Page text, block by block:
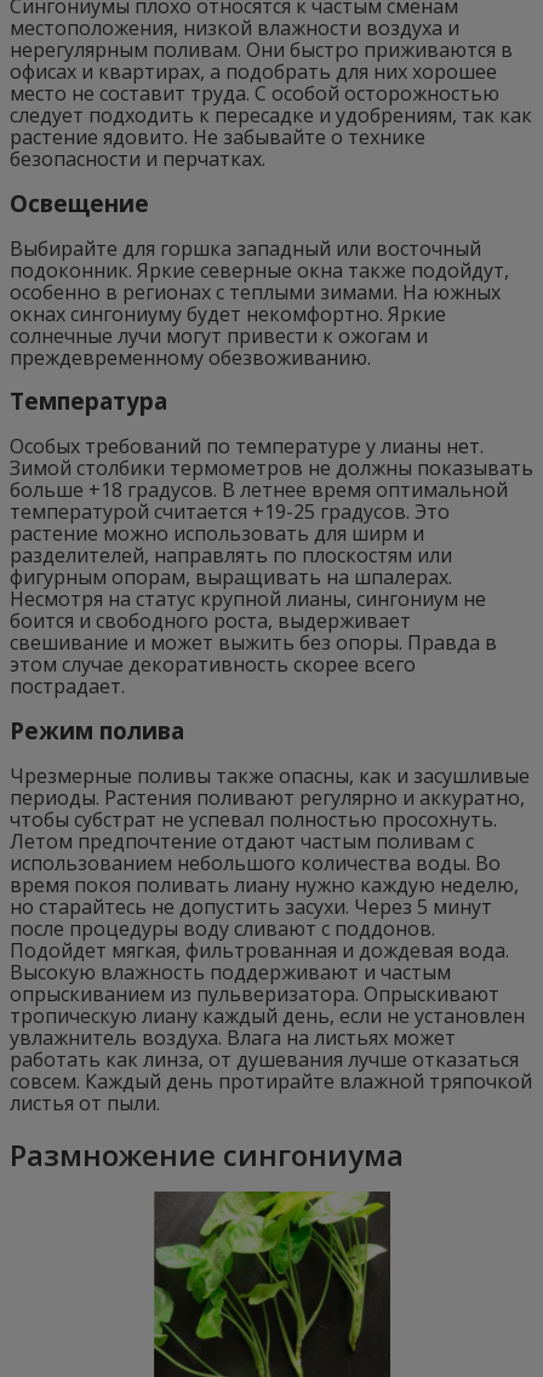
Сингониумы плохо относятся к частым сменам
местоположения, низкой влажности воздуха и
нерегулярным поливам. Они быстро приживаются в
офисах и квартирах, а подобрать для них хорошее
место не составит труда. С особой осторожностью
следует подходить к пересадке и удобрениям, так как
растение ядовито. Не забывайте о технике
безопасности и перчатках.
Освещение
Выбирайте для горшка западный или восточный
подоконник. Яркие северные окна также подойдут,
особенно в регионах с теплыми зимами. На южных
окнах сингониуму будет некомфортно. Яркие
солнечные лучи могут привести к ожогам и
преждевременному обезвоживанию.
Температура
Особых требований по температуре у лианы нет.
Зимой столбики термометров не должны показывать
больше +18 градусов. В летнее время оптимальной
температурой считается +19-25 градусов. Это
растение можно использовать для ширм и
разделителей, направлять по плоскостям или
фигурным опорам, выращивать на шпалерах.
Несмотря на статус крупной лианы, сингониум не
боится и свободного роста, выдерживает
свешивание и может выжить без опоры. Правда в
этом случае декоративность скорее всего
пострадает.
Режим полива
Чрезмерные поливы также опасны, как и засушливые
периоды. Растения поливают регулярно и аккуратно,
чтобы субстрат не успевал полностью просохнуть.
Летом предпочтение отдают частым поливам с
использованием небольшого количества воды. Во
время покоя поливать лиану нужно каждую неделю,
но старайтесь не допустить засухи. Через 5 минут
после процедуры воду сливают с поддонов.
Подойдет мягкая, фильтрованная и дождевая вода.
Высокую влажность поддерживают и частым
опрыскиванием из пульверизатора. Опрыскивают
тропическую лиану каждый день, если не установлен
увлажнитель воздуха. Влага на листьях может
работать как линза, от душевания лучше отказаться
совсем. Каждый день протирайте влажной тряпочкой
листья от пыли.
Размножение сингониума